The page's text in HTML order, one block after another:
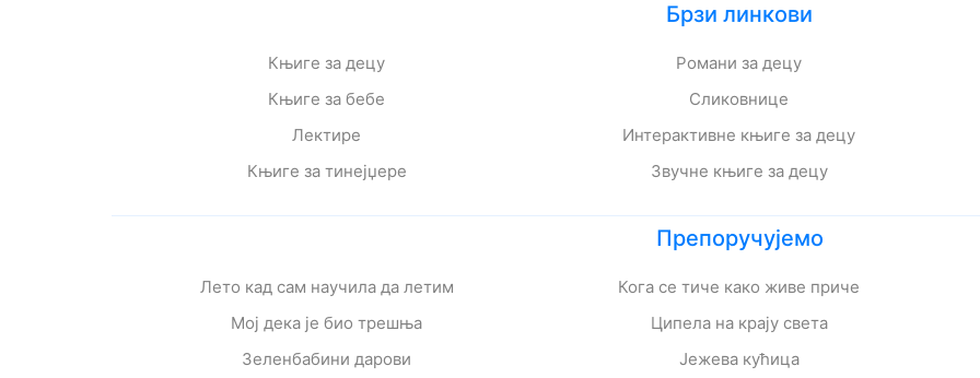
Брзи линкови
Књиге за децу
Књиге за бебе
Лектире
Књиге за тинејџере
Романи за децу
Сликовнице
Интерактивне књиге за децу
Звучне књиге за децу
Препоручујемо
Лето кад сам научила да летим
Мој дека је био трешња
Зеленбабини дарови
Кога се тиче како живе приче
Ципела на крају света
Јежева кућица